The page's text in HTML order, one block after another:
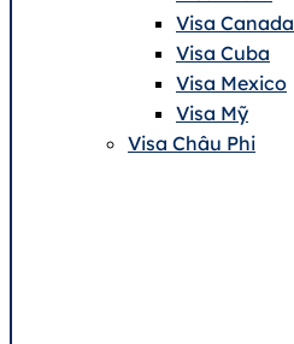
Visa Canada
Visa Cuba
Visa Mexico
Visa Mỹ
Visa Châu Phi